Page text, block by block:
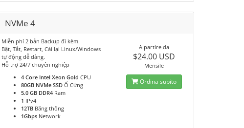
NVMe 4
Miễn phí 2 bản Backup đi kèm.
Bật, Tắt, Restart, Cài lại Linux/Windows
tự động dễ dàng.
Hỗ trợ 24/7 chuyên nghiệp
4 Core Intel Xeon Gold CPU
80GB NVMe SSD Ổ Cứng
5.0 GB DDR4 Ram
1 IPv4
12TB Băng thông
1Gbps Network
A partire da
$24.00 USD
Mensile
Ordina subito